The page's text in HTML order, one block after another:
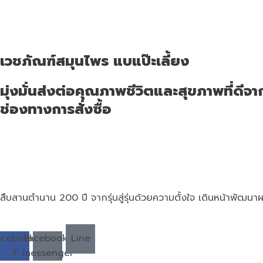
เวชภัณฑ์สมุนไพร แบแป๊ะเลี้ยง
มุ่งมั่นส่งต่อคุณภาพชีวิตและสุขภาพที่ดีจา
ช่องทางการสั่งซื้อ
สืบสานตำนาน 200 ปี จากรุ่นสู่รุ่นด้วยความตั้งใจ เดินหน้าพัฒน
f
Facebook-
messenger
Line